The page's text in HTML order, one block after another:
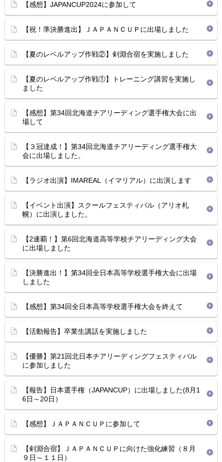
【感想】JAPANCUP2024に参加して
【祝！準決勝進出】ＪＡＰＡＮＣＵＰに出場しました
【夏のレベルアップ作戦②】剣淵合宿を実施しました
【夏のレベルアップ作戦①】トレーニング講習を実施し
ました
【感想】第34回北海道チアリーディング選手権大会に出
場して
【３冠達成！】第34回北海道チアリーディング選手権大
会に出場しました。
【ラジオ出演】IMAREAL（イマリアル）に出演します
【イベント出演】スクールフェスティバル（アリオ札
幌）に出演しました。
【2連覇！】第6回北海道高等学校チアリーディング大会
に出場しました
【決勝進出！】第34回全日本高等学校選手権大会に出場
しました
【感想】第34回全日本高等学校選手権大会を終えて
【活動報告】卒業生講話を実施しました
【優勝】第21回北日本チアリーディングフェスティバル
に参加しました
【報告】日本選手権（JAPANCUP）に出場しました(8月1
6日～20日）
【感想】ＪＡＰＡＮＣＵＰに参加して
【剣淵合宿】ＪＡＰＡＮＣＵＰに向けた強化練習（８月
９日～１１日）